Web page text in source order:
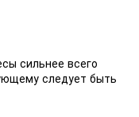
сильнее всего
следует быть